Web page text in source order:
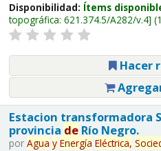
Disponibilidad: Ítems
topográfica: 621.374.5/A282/v.4
Hacer
Estacion transformadora
provincia deRío Negro.
por Agua y Energía Eléctrica,